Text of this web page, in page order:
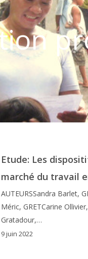
Etude: Les
marché du travail
AUTEURSSandra Barlet,
Méric, GRETCarine
Gratadour,…
9 juin 2022